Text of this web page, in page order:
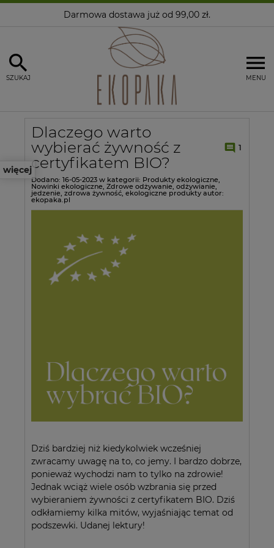
Darmowa dostawa już od 99,00 zł.
MENU
SZUKAJ
więcej
Dlaczego warto
wybierać żywność z
certyfikatem BIO?
1
Dodano: 16-05-2023 w kategorii: Produkty ekologiczne,
Nowinki ekologiczne, Zdrowe odżywanie, odżywianie,
jedzenie, zdrowa żywność, ekologiczne produkty autor:
ekopaka.pl
Dziś bardziej niż kiedykolwiek wcześniej
zwracamy uwagę na to, co jemy. I bardzo dobrze,
ponieważ wychodzi nam to tylko na zdrowie!
Jednak wciąż wiele osób wzbrania się przed
wybieraniem żywności z certyfikatem BIO. Dziś
odkłamiemy kilka mitów, wyjaśniając temat od
podszewki. Udanej lektury!